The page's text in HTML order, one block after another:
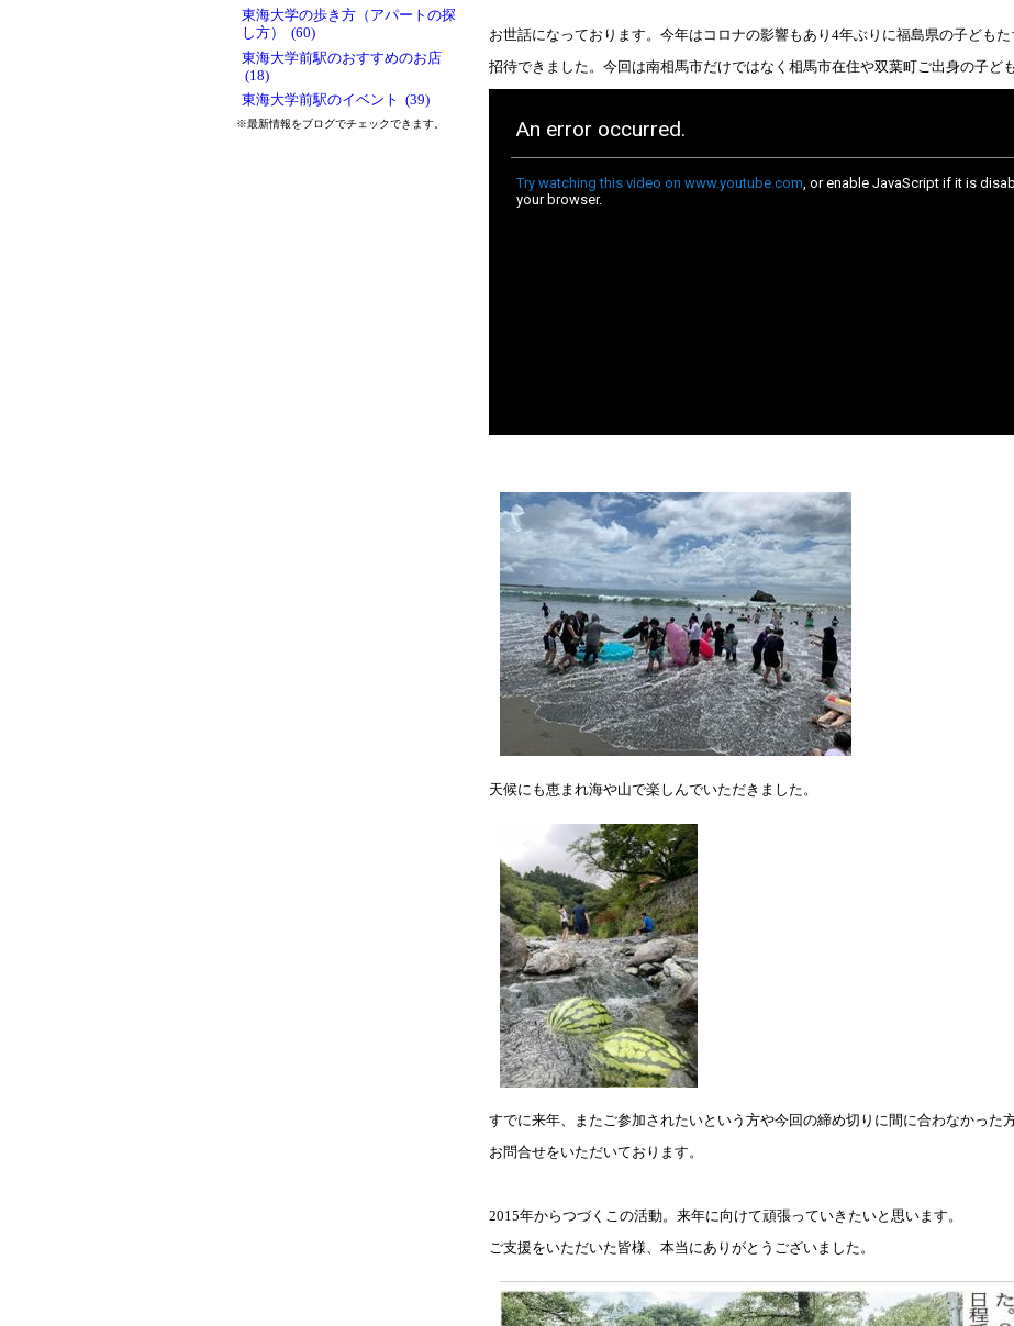
お世話になっております。今年はコロナの影響もあり4年ぶりに福島県の子ども
招待できました。今回は南相馬市だけではなく相馬市在住や双葉町ご出身の子ど
天候にも恵まれ海や山で楽しんでいただきました。
すでに来年、またご参加されたいという方や今回の締め切りに間に合わなかった
お問合せをいただいております。
2015年からつづくこの活動。来年に向けて頑張っていきたいと思います。
ご支援をいただいた皆様、本当にありがとうございました。
東海大学の歩き方（アパートの探
し方） (60)
東海大学前駅のおすすめのお店
(18)
東海大学前駅のイベント (39)
※最新情報をブログでチェックできます。